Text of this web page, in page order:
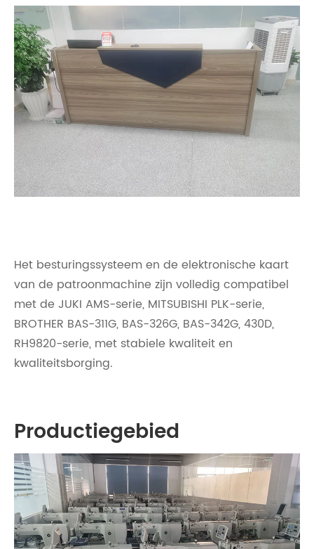
Het besturingssysteem en de elektronische kaart
van de patroonmachine zijn volledig compatibel
met de JUKI AMS-serie, MITSUBISHI PLK-serie,
BROTHER BAS-311G, BAS-326G, BAS-342G, 430D,
RH9820-serie, met stabiele kwaliteit en
kwaliteitsborging.
Productiegebied